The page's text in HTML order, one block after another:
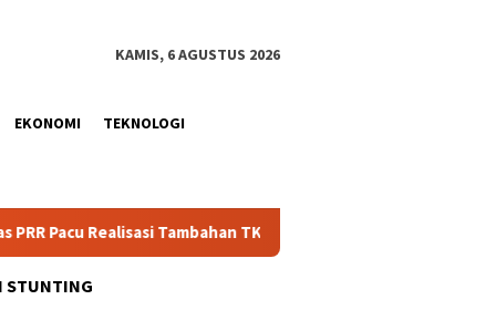
KAMIS, 6 AGUSTUS 2026
EKONOMI TEKNOLOGI
Tambahan TKD Aceh Rp1,65 Triliun, Pastikan Transparan
STUNTING